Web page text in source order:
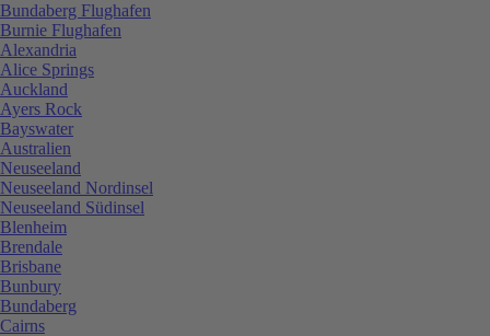
Bundaberg Flughafen
Burnie Flughafen
Alexandria
Alice Springs
Auckland
Ayers Rock
Bayswater
Australien
Neuseeland
Neuseeland Nordinsel
Neuseeland Südinsel
Blenheim
Brendale
Brisbane
Bunbury
Bundaberg
Cairns